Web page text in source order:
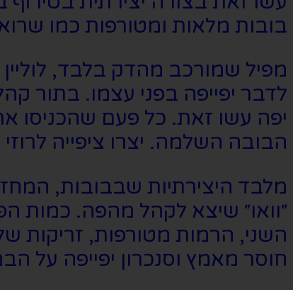
בובות מלאות ומטורפות כמו
מפיל שמורכב מהדק בלבד,
לדבר יפייפה בפני עצמו.
יפה עשו זאת. כל פעם שהכניסו
הבובה השלמה. יצרו ציפייה
מלבד היצירתיות שבבובות,
״וואו״ שיצא לקהל מהפה. כמות
השני, הרמות מטורפות, זריקות
חוסר מאמץ וסנכרון יפייפה על